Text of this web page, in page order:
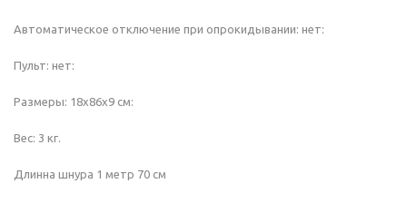
Автоматическое отключение при опрокидывании: нет:
Пульт: нет:
Размеры: 18х86х9 см:
Вес: 3 кг.
Длинна шнура 1 метр 70 см